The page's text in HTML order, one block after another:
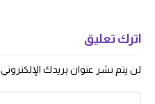
اترك تعليق
لن يتم نشر عنوان بريدك الإلكتروني.